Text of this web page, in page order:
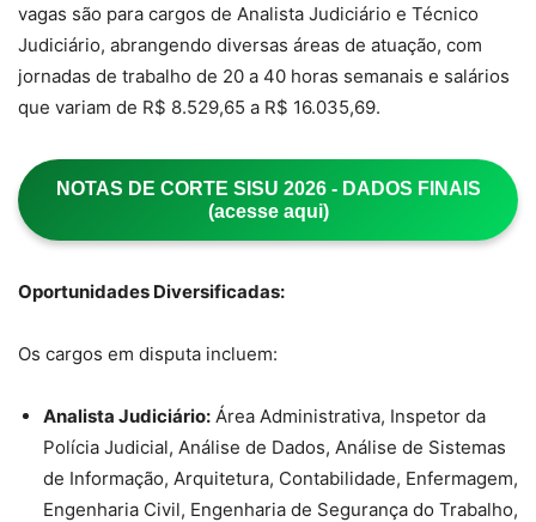
vagas são para cargos de Analista Judiciário e Técnico
Judiciário, abrangendo diversas áreas de atuação, com
jornadas de trabalho de 20 a 40 horas semanais e salários
que variam de R$ 8.529,65 a R$ 16.035,69.
NOTAS DE CORTE SISU 2026 - DADOS FINAIS
(acesse aqui)
Oportunidades Diversificadas:
Os cargos em disputa incluem:
Analista Judiciário: Área Administrativa, Inspetor da
Polícia Judicial, Análise de Dados, Análise de Sistemas
de Informação, Arquitetura, Contabilidade, Enfermagem,
Engenharia Civil, Engenharia de Segurança do Trabalho,